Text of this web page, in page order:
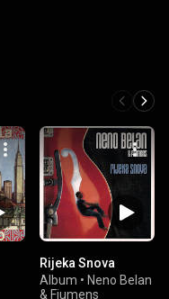
Rijeka Snova
Album • Neno Belan
& Fiumens